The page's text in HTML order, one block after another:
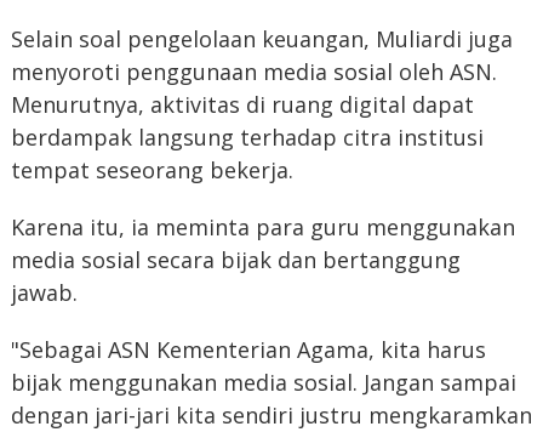
Selain soal pengelolaan keuangan, Muliardi juga
menyoroti penggunaan media sosial oleh ASN.
Menurutnya, aktivitas di ruang digital dapat
berdampak langsung terhadap citra institusi
tempat seseorang bekerja.
Karena itu, ia meminta para guru menggunakan
media sosial secara bijak dan bertanggung
jawab.
"Sebagai ASN Kementerian Agama, kita harus
bijak menggunakan media sosial. Jangan sampai
dengan jari-jari kita sendiri justru mengkaramkan